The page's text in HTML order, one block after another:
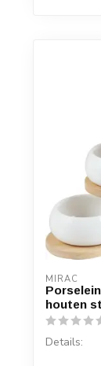
MIRAC
houten
Details: